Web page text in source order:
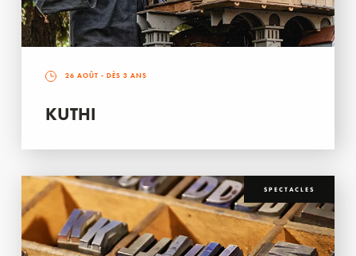
26 AOÛT - DÈS 3 ANS
KUTHI
SPECTACLES